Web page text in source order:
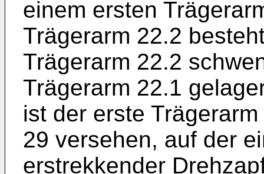
einem ersten
Trägerarm 22.2
Trägerarm 22.2
Trägerarm 22.1
ist der erste
29 versehen, auf der
erstrekkender